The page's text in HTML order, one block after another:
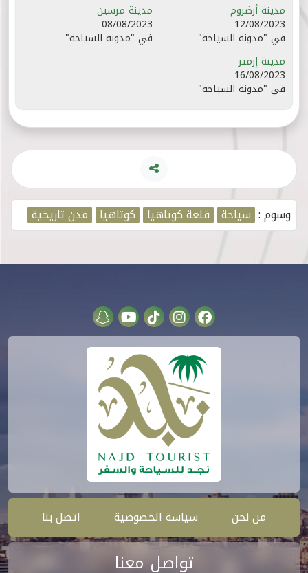
مدينة أرضروم
12/08/2023
في "مدونة السياحة"
مدينة مرسين
08/08/2023
في "مدونة السياحة"
مدينة إزمير
16/08/2023
في "مدونة السياحة"
وسوم : سياحة قلعة كوتاهيا كوتاهيا مدن تاريخية
من نحن سياسة الخصوصية اتصل بنا
تواصل معنا